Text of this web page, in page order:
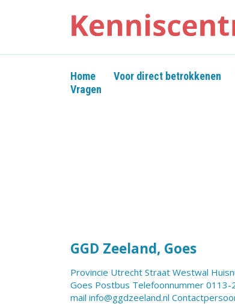
Home Voor direct betrokkenen
Vragen
GGD Zeeland, Goes
Provincie Utrecht Straat Westwal
Goes Postbus Telefoonnummer
mail info@ggdzeeland.nl